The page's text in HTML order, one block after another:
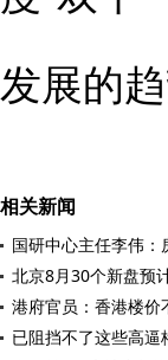
发展的趋
相关新闻
国研中心主任李伟：
北京8月30个新盘预
港府官员：香港楼价
已阻挡不了这些高